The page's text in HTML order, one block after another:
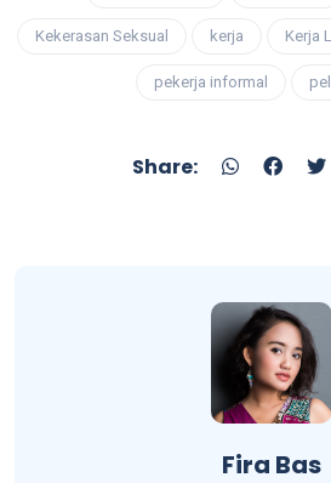
Kekerasan Seksual kerja Kerja
pekerja informal
Share:
Fira Bas